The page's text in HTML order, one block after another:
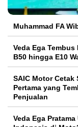
Muhammad FA
Veda Ega
B50 hingga E10
SAIC Motor
Pertama yang
Penjualan
Veda Ega